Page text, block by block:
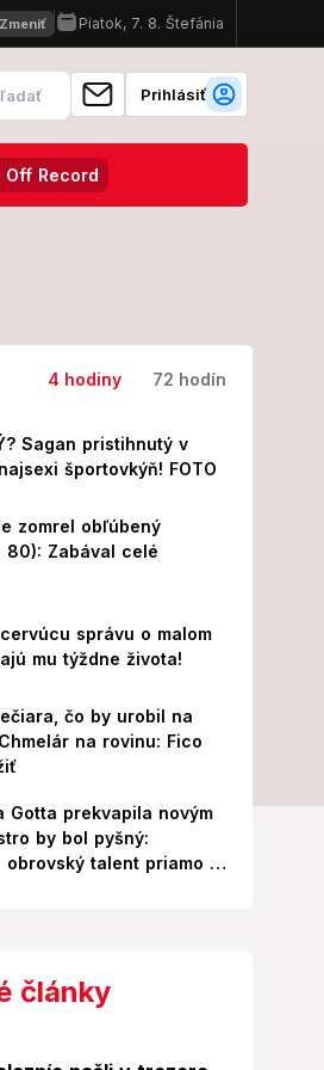
skončilo v nemocnici, prišla
Prihlásiť
Off Record
4 hodiny 72 hodín
Sagan pristihnutý v
športovkýň! FOTO
zomrel obľúbený
80): Zabával celé
správu o malom
mu týždne života!
čo by urobil na
na rovinu: Fico
Gotta prekvapila novým
by bol pyšný:
obrovský talent priamo v
články